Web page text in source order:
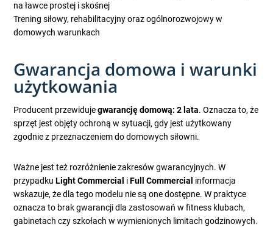
na ławce prostej i skośnej
Trening siłowy, rehabilitacyjny oraz ogólnorozwojowy w
domowych warunkach
Gwarancja domowa i warunki
użytkowania
Producent przewidujegwarancję domową: 2 lata. Oznacza to, że
sprzęt jest objęty ochroną w sytuacji, gdy jest użytkowany
zgodnie z przeznaczeniem do domowych siłowni.
Ważne jest też rozróżnienie zakresów gwarancyjnych. W
przypadkuLight Commercial iFull Commercial informacja
wskazuje, że dla tego modelu nie są one dostępne. W praktyce
oznacza to brak gwarancji dla zastosowań w fitness klubach,
gabinetach czy szkołach w wymienionych limitach godzinowych.